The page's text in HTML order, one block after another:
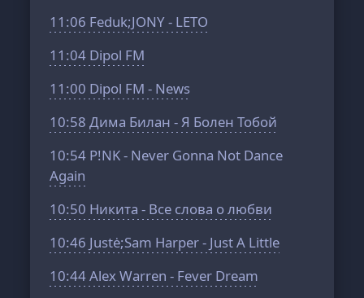
11:06 Feduk;JONY - LETO
11:04 Dipol FM
11:00 Dipol FM - News
10:58 Дима Билан - Я Болен Тобой
10:54 P!NK - Never Gonna Not Dance
Again
10:50 Никита - Все слова о любви
10:46 Justė;Sam Harper - Just A Little
10:44Alex Warren - Fever Dream